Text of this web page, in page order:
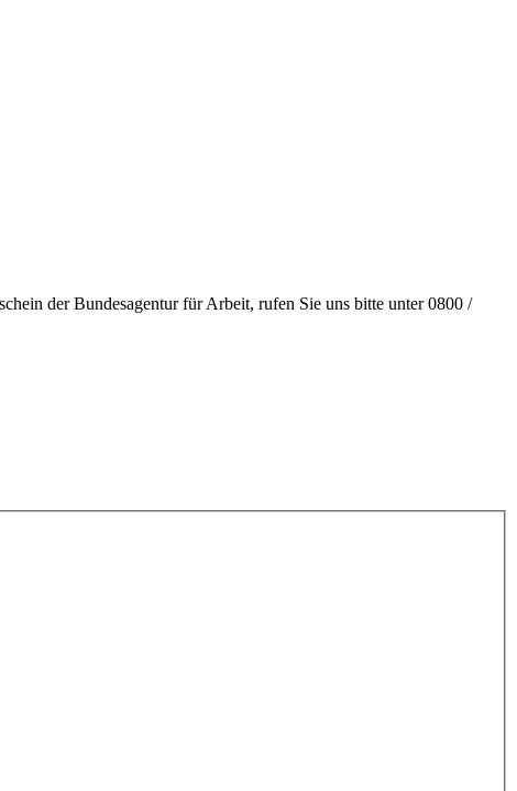
der Bundesagentur für Arbeit, rufen Sie uns bitte unter 0800 /